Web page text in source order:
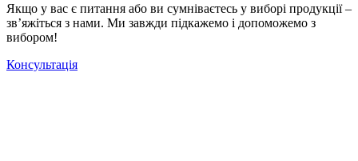
Якщо у вас є питання або ви сумніваєтесь у виборі продукції –
зв’яжіться з нами. Ми завжди підкажемо і допоможемо з
вибором!
Консультація